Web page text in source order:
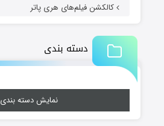
کالکشن فیلم‌های هری پاتر
دسته بندی
نمایش دسته بندی